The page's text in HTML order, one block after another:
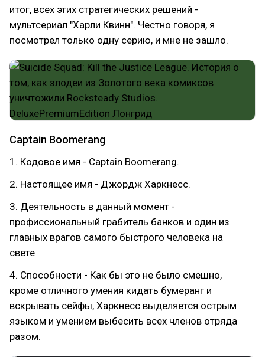
итог, всех этих стратегических решений -
мультсериал "Харли Квинн". Честно говоря, я
посмотрел только одну серию, и мне не зашло.
Captain Boomerang
1. Кодовое имя - Captain Boomerang.
2. Настоящее имя - Джордж Харкнесс.
3. Деятельность в данный момент -
профиссиональный грабитель банков и один из
главных врагов самого быстрого человека на
свете
4. Способности - Как бы это не было смешно,
кроме отличного умения кидать бумеранг и
вскрывать сейфы, Харкнесс выделяется острым
языком и умением выбесить всех членов отряда
разом.